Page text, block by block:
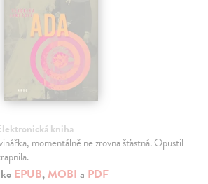
kniha
momentálně ne zrovna šťastná. Opustil
EPUB, MOBI a PDF